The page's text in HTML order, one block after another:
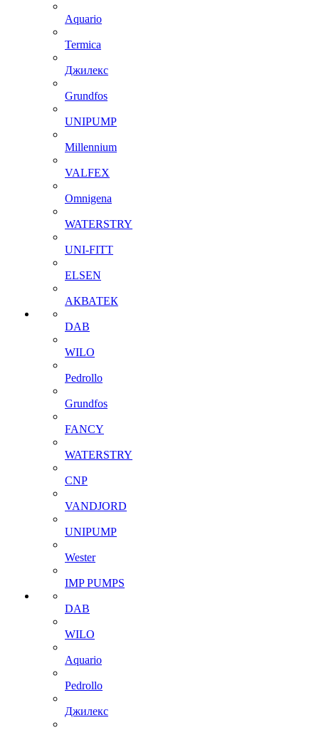
Aquario
Termica
Джилекс
Grundfos
UNIPUMP
Millennium
VALFEX
Omnigena
WATERSTRY
UNI-FITT
ELSEN
АКВАТЕК
DAB
WILO
Pedrollo
Grundfos
FANCY
WATERSTRY
CNP
VANDJORD
UNIPUMP
Wester
IMP PUMPS
DAB
WILO
Aquario
Pedrollo
Джилекс